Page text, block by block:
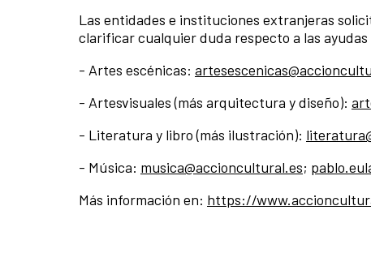
Las entidades e instituciones extranjeras
clarificar cualquier duda respecto a las
- Artes escénicas:
- Artesvisuales (más arquitectura y diseño):
- Literatura y libro (más ilustración):
- Música: musica@accioncultural.es;
Más información en: https://